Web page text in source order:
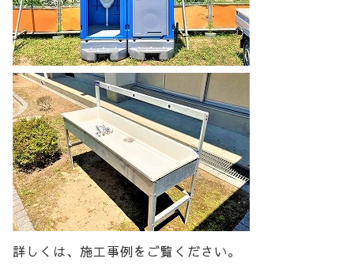
詳しくは、施工事例をご覧ください。